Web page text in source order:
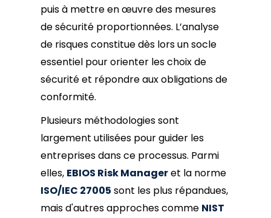
puis à mettre en œuvre des mesures
de sécurité proportionnées. L’analyse
de risques constitue dès lors un socle
essentiel pour orienter les choix de
sécurité et répondre aux obligations de
conformité.
Plusieurs méthodologies sont
largement utilisées pour guider les
entreprises dans ce processus. Parmi
elles, EBIOS Risk Manageret la norme
ISO/IEC 27005 sont les plus répandues,
mais d'autres approches comme NIST